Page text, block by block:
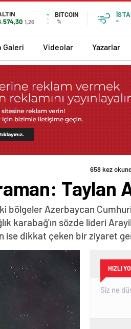
1,26
BITCOIN
%
°
Galeri Videolar Yazarlar
658 kez
Taylan
bölgeler Azerbaycan
karabağ'ın sözde lideri
ise dikkat çeken bir ziyaret
HIZLI